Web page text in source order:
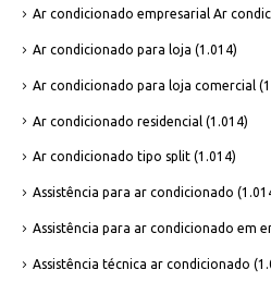
Ar condicionado empresarial Ar
Ar condicionado para loja (1.014)
Ar condicionado para loja comercial
Ar condicionado residencial (1.014)
Ar condicionado tipo split (1.014)
Assistência para ar condicionado
Assistência para ar condicionado em
Assistência técnica ar condicionado